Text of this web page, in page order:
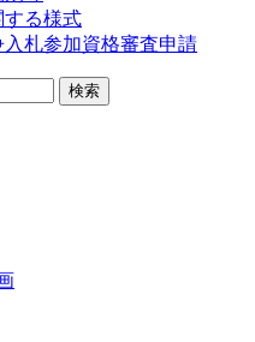
する様式
札参加資格審査申請